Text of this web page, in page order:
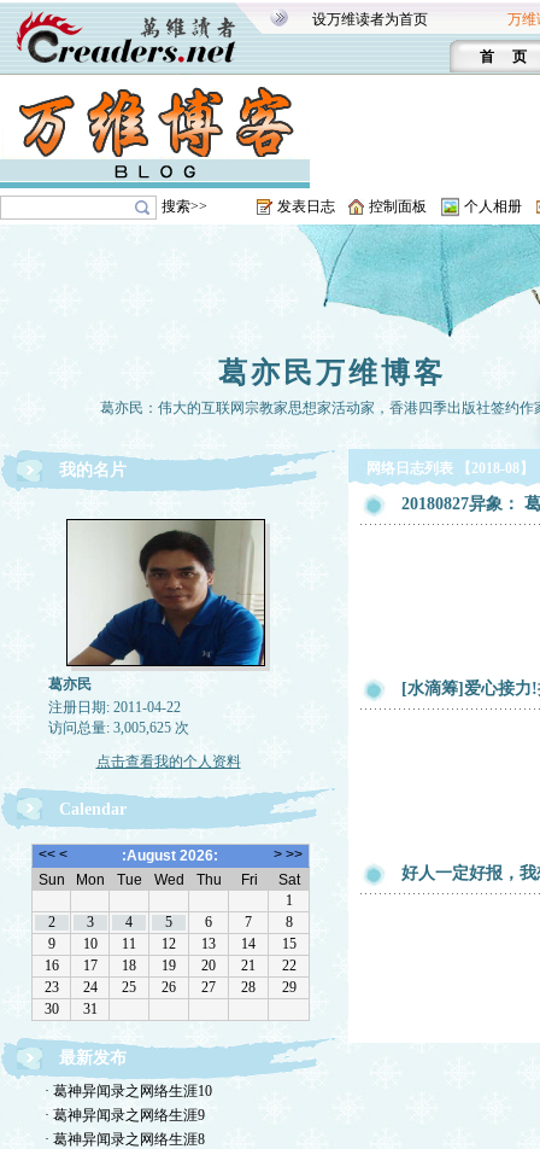
设万维读者为首页 万维
首 页
搜索>> 发表日志 控制面板 个人相册
葛亦民万维博客
葛亦民：伟大的互联网宗教家思想家活动家，香港四季出版社签约作
我的名片
葛亦民
注册日期: 2011-04-22
访问总量: 3,005,625 次
点击查看我的个人资料
Calendar
最新发布
· 葛神异闻录之网络生涯10
· 葛神异闻录之网络生涯9
· 葛神异闻录之网络生涯8
网络日志列表 【2018-08】
20180827异象：
[水滴筹]爱心接力
好人一定好报，